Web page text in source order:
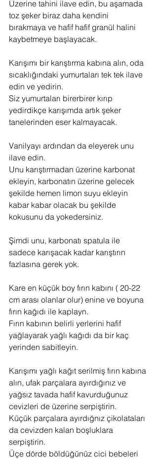
Üzerine tahini ilave edin, bu aşamada
toz şeker biraz daha kendini
bırakmaya ve hafif hafif granül halini
kaybetmeye başlayacak.
Karışımı bir karıştırma kabına alın, oda
sıcaklığındaki yumurtaları tek tek ilave
edin ve yedirin.
Siz yumurtaları birerbirer kırıp
yedirdikçe karışımda artık şeker
tanelerinden eser kalmayacak.
Vanilyayı ardından da eleyerek unu
ilave edin.
Unu karıştırmadan üzerine karbonat
ekleyin, karbonatın üzerine gelecek
şekilde hemen limon suyu ekleyin
kabar kabar olacak bu şekilde
kokusunu da yokedersiniz.
Şimdi unu, karbonatı spatula ile
sadece karışacak kadar karıştırın
fazlasına gerek yok.
Kare en küçük boy fırın kabını ( 20-22
cm arası olanlar olur) enine ve boyuna
fırın kağıdı ile kaplayn.
Fırın kabının belirli yerlerini hafif
yağlayarak yağlı kağıdı da bir kaç
yerinden sabitleyin.
Karışımı yağlı kağıt serilmiş fırın kabına
alın, ufak parçalara ayırdığınız ve
yağsız tavada hafif kavurduğunuz
cevizleri de üzerine serpiştirin.
Küçük parçalara ayırdığnız çikolataları
da cevizden kalan boşluklara
serpiştirin.
Üçe dörde böldüğünüz cici bebeleri